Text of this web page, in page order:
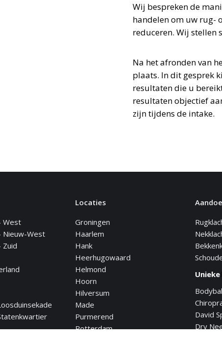
Wij bespreken de
handelen om uw rug-
reduceren. Wij stellen
Na het afronden van
plaats. In dit gesprek
resultaten die u
resultaten objectief
zijn tijdens de intake.
West
Nieuw-West
Zuid
Locaties
Groningen
Haarlem
Hank
Heerhugowaard
Helmond
Hoorn
Hilversum
Made
Purmerend
Rotterdam
David
Dry